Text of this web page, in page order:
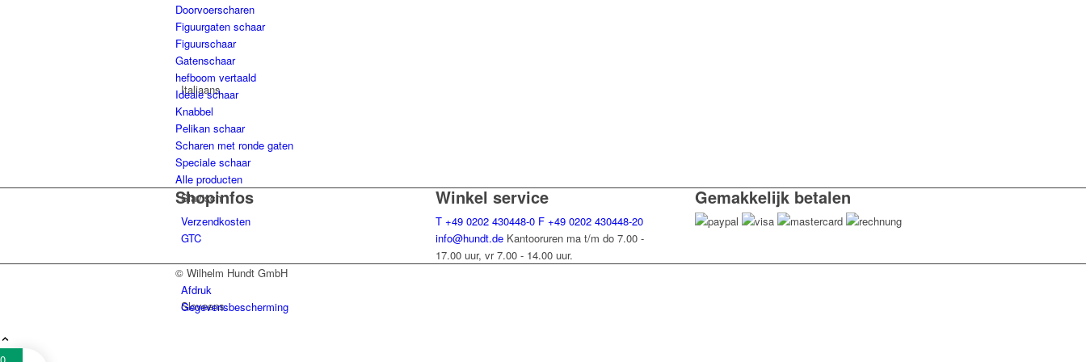
Italiaans
Slavisch
Sloveens
Doorvoerscharen
Figuurgaten schaar
Figuurschaar
Gatenschaar
hefboom vertaald
Ideale schaar
Knabbel
Pelikan schaar
Scharen met ronde gaten
Speciale schaar
Alle producten
Shopinfos
Verzendkosten
GTC
Winkel service
T +49 0202 430448-0 F +49 0202 430448-20
info@hundt.de Kantooruren ma t/m do 7.00 -
17.00 uur, vr 7.00 - 14.00 uur.
Gemakkelijk betalen
© Wilhelm Hundt GmbH
Afdruk
Gegevensbescherming